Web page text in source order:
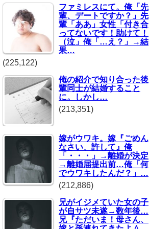
ファミレスにて。俺「先
輩、デートですか？」先
輩「ああ」女性「付き合
ってないです！助けて！
（泣」俺「…え？」→結
果…
(225,122)
俺の紹介で知り合った後
輩同士が結婚すること
に。しかし…
(213,351)
嫁がウワキ。嫁『ごめん
なさい、許して』俺
「・・・」→離婚が決定
→離婚届提出前…俺「何
でウワキしたんだ？」…
(212,886)
兄がイジメていた女の子
が自サツ未遂→数年後…
兄『ただいま！母さん、